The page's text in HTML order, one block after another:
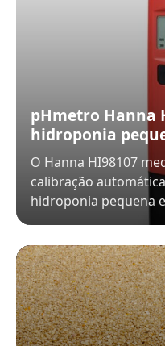
pHmetro Hanna
hidroponia
O Hanna HI98107
calibração
hidroponia pequena